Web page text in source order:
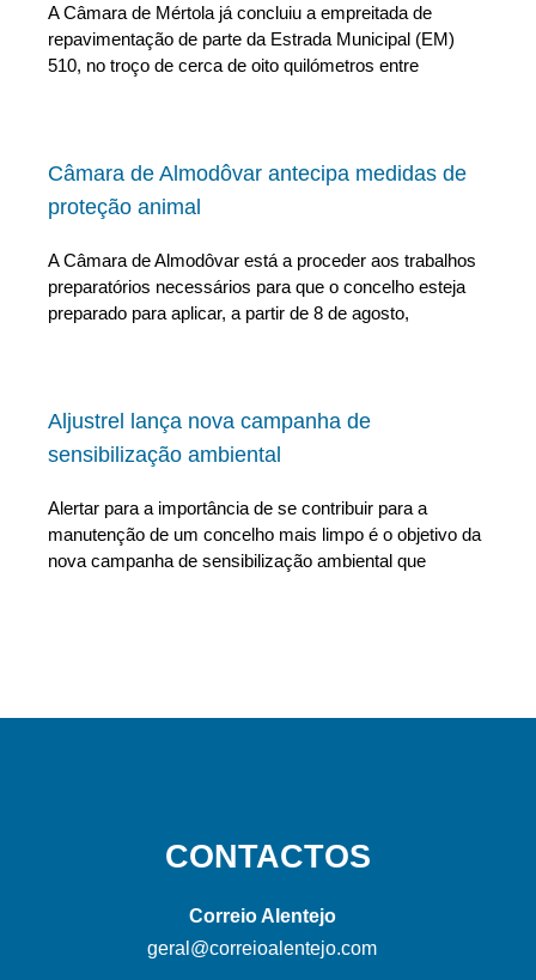
A Câmara de Mértola já concluiu a empreitada de
repavimentação de parte da Estrada Municipal (EM)
510, no troço de cerca de oito quilómetros entre
Câmara de Almodôvar antecipa medidas de
proteção animal
A Câmara de Almodôvar está a proceder aos trabalhos
preparatórios necessários para que o concelho esteja
preparado para aplicar, a partir de 8 de agosto,
Aljustrel lança nova campanha de
sensibilização ambiental
Alertar para a importância de se contribuir para a
manutenção de um concelho mais limpo é o objetivo da
nova campanha de sensibilização ambiental que
CONTACTOS
Correio Alentejo
geral@correioalentejo.com